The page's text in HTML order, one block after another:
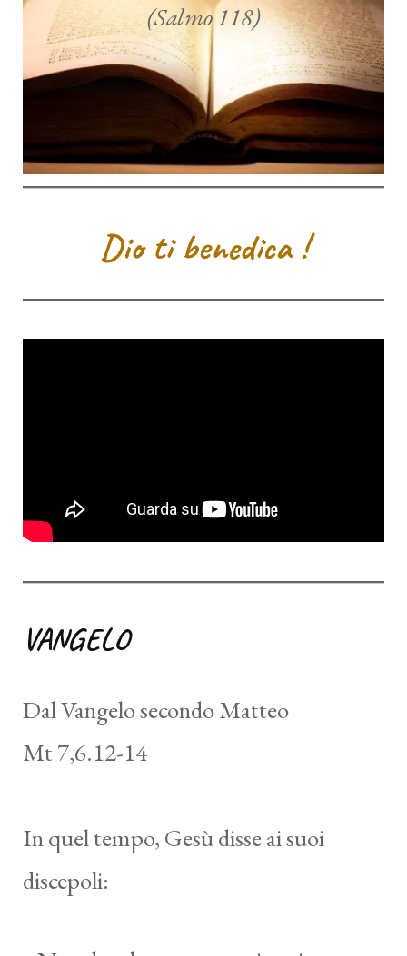
(Salmo 118)
Dio ti benedica !
VANGELO
Dal Vangelo secondo Matteo
Mt 7,6.12-14
In quel tempo, Gesù disse ai suoi
discepoli: